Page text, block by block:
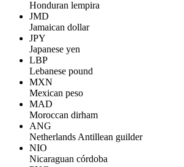
Honduran lempira
JMD
Jamaican dollar
JPY
Japanese yen
LBP
Lebanese pound
MXN
Mexican peso
MAD
Moroccan dirham
ANG
Netherlands Antillean guilder
NIO
Nicaraguan córdoba